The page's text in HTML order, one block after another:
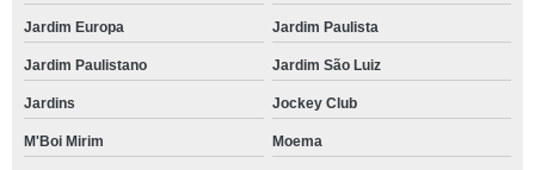
Jardim Europa Jardim Paulista
Jardim Paulistano Jardim São Luiz
Jardins Jockey Club
M'Boi Mirim Moema